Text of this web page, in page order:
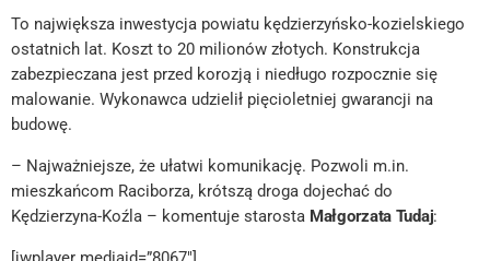
To największa inwestycja powiatu kędzierzyńsko-kozielskiego
ostatnich lat. Koszt to 20 milionów złotych. Konstrukcja
zabezpieczana jest przed korozją i niedługo rozpocznie się
malowanie. Wykonawca udzielił pięcioletniej gwarancji na
budowę.
– Najważniejsze, że ułatwi komunikację. Pozwoli m.in.
mieszkańcom Raciborza, krótszą droga dojechać do
Kędzierzyna-Koźla – komentuje starosta Małgorzata Tudaj: